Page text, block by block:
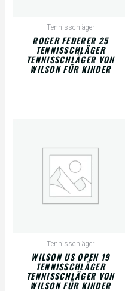
Tennisschläger
ROGER FEDERER 25
TENNISSCHLÄGER
TENNISSCHLÄGER VON
WILSON FÜR KINDER
Tennisschläger
WILSON US OPEN 19
TENNISSCHLÄGER
TENNISSCHLÄGER VON
WILSON FÜR KINDER